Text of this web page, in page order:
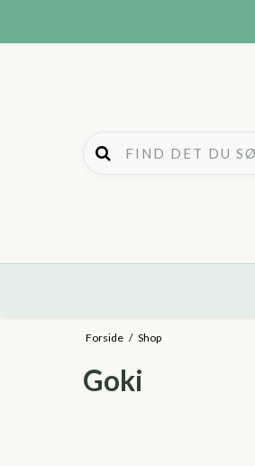
Forside / Shop
Goki